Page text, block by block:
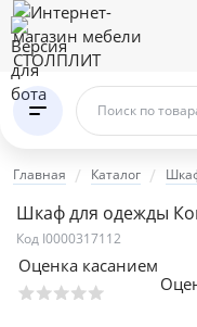
Поиск по
Главная Каталог
Шкаф для одежды
Код I0000317112
Оценка касанием